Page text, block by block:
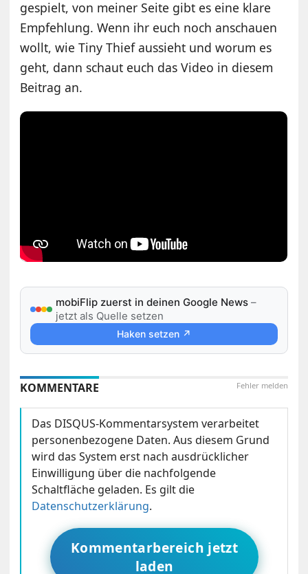
gespielt, von meiner Seite gibt es eine klare
Empfehlung. Wenn ihr euch noch anschauen
wollt, wie Tiny Thief aussieht und worum es
geht, dann schaut euch das Video in diesem
Beitrag an.
mobiFlip zuerst in deinen Google News –
jetzt als Quelle setzen
Haken setzen ↗
Fehler melden
KOMMENTARE
Das DISQUS-Kommentarsystem verarbeitet
personenbezogene Daten. Aus diesem Grund
wird das System erst nach ausdrücklicher
Einwilligung über die nachfolgende
Schaltfläche geladen. Es gilt die
Datenschutzerklärung.
Kommentarbereich jetzt
laden